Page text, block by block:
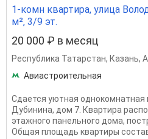
1-комн квартира, улица
м², 3/9 эт.
20 000 ₽ в месяц
Республика Татарстан, Казань,
Авиастроительная
Сдается уютная однокомнатная
Дубинина, дом 7. Квартира
этажного панельного дома,
Общая площадь квартиры